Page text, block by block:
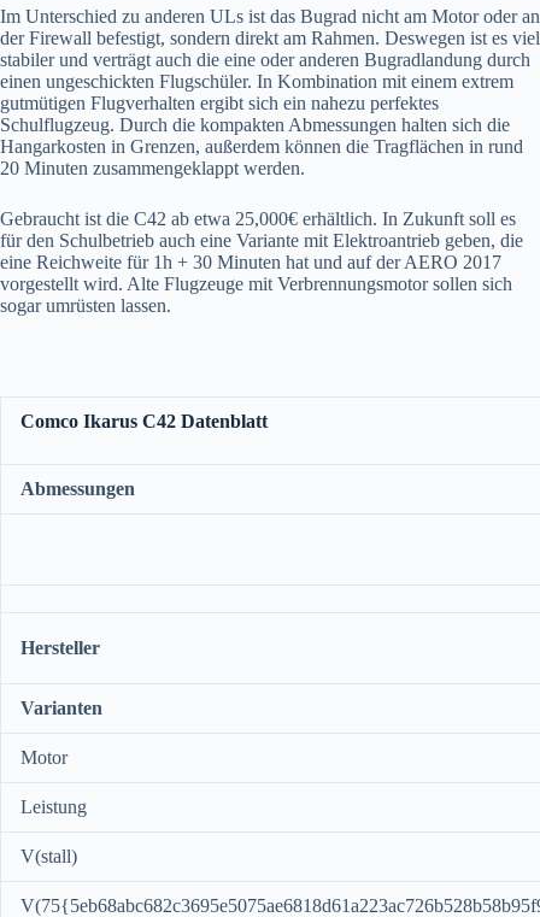
Im Unterschied zu anderen ULs ist das Bugrad nicht am Motor oder an
der Firewall befestigt, sondern direkt am Rahmen. Deswegen ist es viel
stabiler und verträgt auch die eine oder anderen Bugradlandung durch
einen ungeschickten Flugschüler. In Kombination mit einem extrem
gutmütigen Flugverhalten ergibt sich ein nahezu perfektes
Schulflugzeug. Durch die kompakten Abmessungen halten sich die
Hangarkosten in Grenzen, außerdem können die Tragflächen in rund
20 Minuten zusammengeklappt werden.
Gebraucht ist die C42 ab etwa 25,000€ erhältlich. In Zukunft soll es
für den Schulbetrieb auch eine Variante mit Elektroantrieb geben, die
eine Reichweite für 1h + 30 Minuten hat und auf der AERO 2017
vorgestellt wird. Alte Flugzeuge mit Verbrennungsmotor sollen sich
sogar umrüsten lassen.
Comco Ikarus C42 Datenblatt
Abmessungen
Hersteller
Varianten
Motor
Leistung
V(stall)